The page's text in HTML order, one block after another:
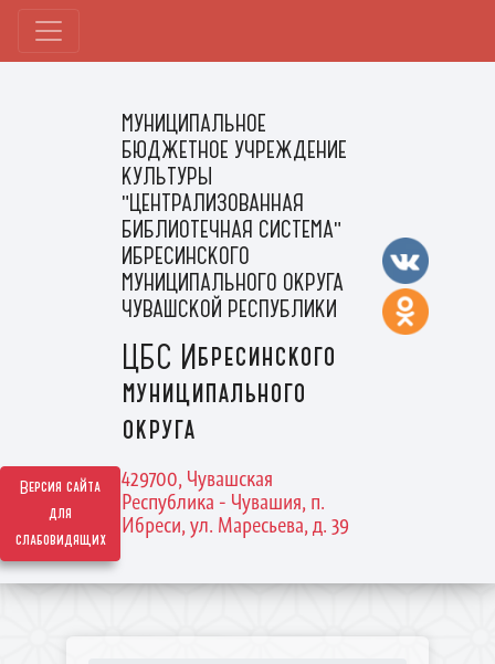
Версия сайта
для
слабовидящих
МУНИЦИПАЛЬНОЕ
БЮДЖЕТНОЕ УЧРЕЖДЕНИЕ
КУЛЬТУРЫ
"ЦЕНТРАЛИЗОВАННАЯ
БИБЛИОТЕЧНАЯ СИСТЕМА"
ИБРЕСИНСКОГО
МУНИЦИПАЛЬНОГО ОКРУГА
ЧУВАШСКОЙ РЕСПУБЛИКИ
ЦБС Ибресинского
муниципального
округа
429700, Чувашская
Республика - Чувашия, п.
Ибреси, ул. Маресьева, д. 39